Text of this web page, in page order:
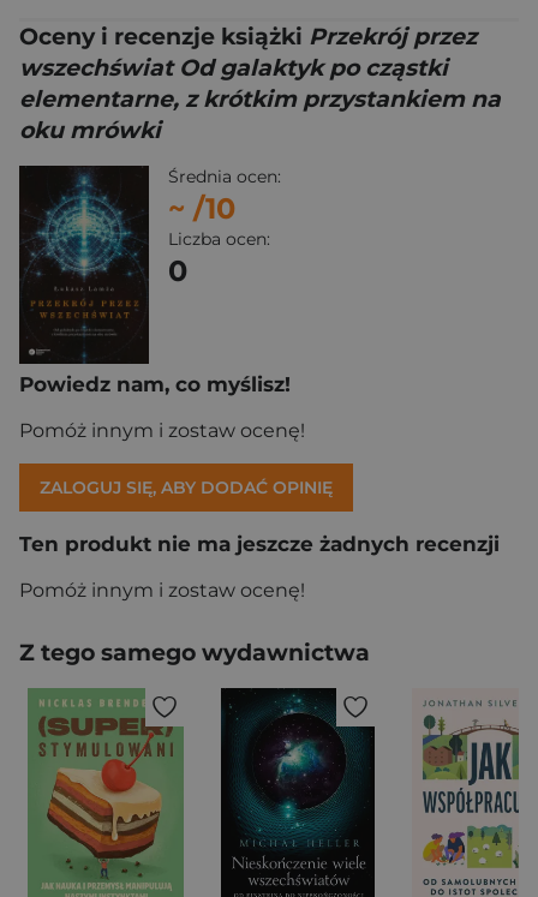
Oceny i recenzje książki Przekrój przez
wszechświat Od galaktyk po cząstki
elementarne, z krótkim przystankiem na
oku mrówki
Średnia ocen:
~ /10
Liczba ocen:
0
Powiedz nam, co myślisz!
Pomóż innym i zostaw ocenę!
ZALOGUJ SIĘ, ABY DODAĆ OPINIĘ
Ten produkt nie ma jeszcze żadnych recenzji
Pomóż innym i zostaw ocenę!
Z tego samego wydawnictwa